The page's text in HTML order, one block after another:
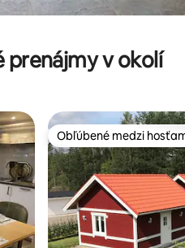
prenájmy v okolí
78
Obľúbené medzi
Obľúbené medzi